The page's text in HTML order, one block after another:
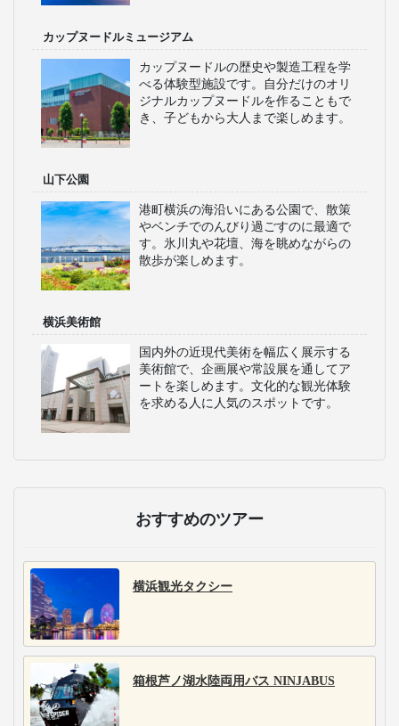
カップヌードルミュージアム
カップヌードルの歴史や製造工程を学
べる体験型施設です。自分だけのオリ
ジナルカップヌードルを作ることもで
き、子どもから大人まで楽しめます。
山下公園
港町横浜の海沿いにある公園で、散策
やベンチでのんびり過ごすのに最適で
す。氷川丸や花壇、海を眺めながらの
散歩が楽しめます。
横浜美術館
国内外の近現代美術を幅広く展示する
美術館で、企画展や常設展を通してア
ートを楽しめます。文化的な観光体験
を求める人に人気のスポットです。
おすすめのツアー
横浜観光タクシー
箱根芦ノ湖水陸両用バス NINJABUS